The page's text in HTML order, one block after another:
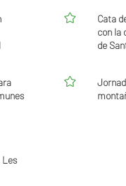

Cata
con la
de
